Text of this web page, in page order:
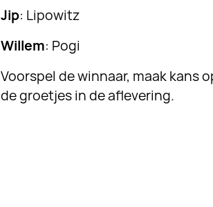
Jip: Lipowitz
Willem: Pogi
Voorspel de winnaar, maak kans
de groetjes in de aflevering.